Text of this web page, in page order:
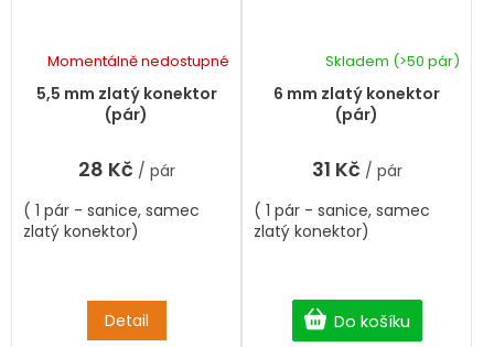
5,5 mm zlatý konektor
(pár)
Momentálně nedostupné
28 Kč / pár
Detail
( 1 pár - sanice, samec
zlatý konektor)
6 mm zlatý konektor
(pár)
Skladem (>50 pár)
31 Kč / pár
Do košíku
( 1 pár - sanice, samec
zlatý konektor)